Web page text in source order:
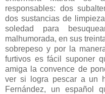
responsables: dos
dos sustancias de
soledad para
malhumorada, en sus
sobrepeso y por la
furtivos es fácil suponer
amiga la convence de
ver si logra pescar a un
Fernández, un español